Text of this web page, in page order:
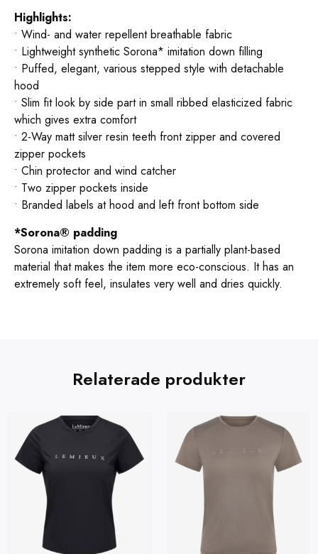
Highlights:
• Wind- and water repellent breathable fabric
• Lightweight synthetic Sorona* imitation down filling
• Puffed, elegant, various stepped style with detachable
hood
• Slim fit look by side part in small ribbed elasticized fabric
which gives extra comfort
• 2-Way matt silver resin teeth front zipper and covered
zipper pockets
• Chin protector and wind catcher
• Two zipper pockets inside
• Branded labels at hood and left front bottom side
*Sorona® padding
Sorona imitation down padding is a partially plant-based
material that makes the item more eco-conscious. It has an
extremely soft feel, insulates very well and dries quickly.
Relaterade produkter